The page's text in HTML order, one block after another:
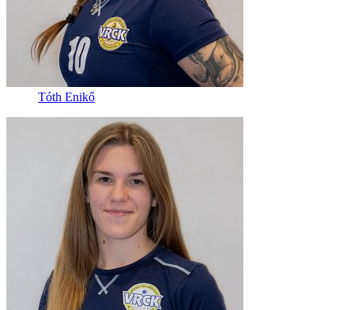
Tóth Enikő